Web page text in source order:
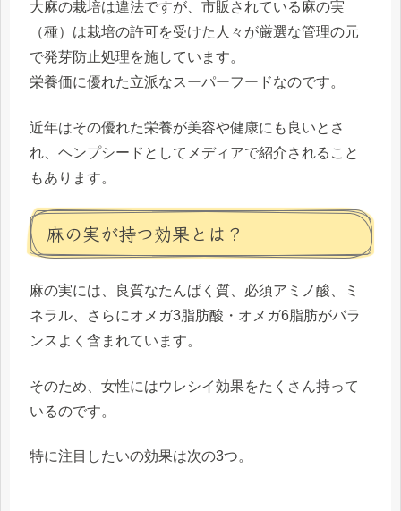
大麻の栽培は違法ですが、市販されている麻の実
（種）は栽培の許可を受けた人々が厳選な管理の元
で発芽防止処理を施しています。
栄養価に優れた立派なスーパーフードなのです。
近年はその優れた栄養が美容や健康にも良いとさ
れ、ヘンプシードとしてメディアで紹介されること
もあります。
麻の実が持つ効果とは？
麻の実には、
良質なたんぱく質、必須アミノ酸、ミ
ネラル、さらにオメガ3脂肪酸・オメガ6脂肪がバラ
ンスよく含まれています。
そのため、女性にはウレシイ効果をたくさん持って
いるのです。
特に注目したいの効果は次の3つ。